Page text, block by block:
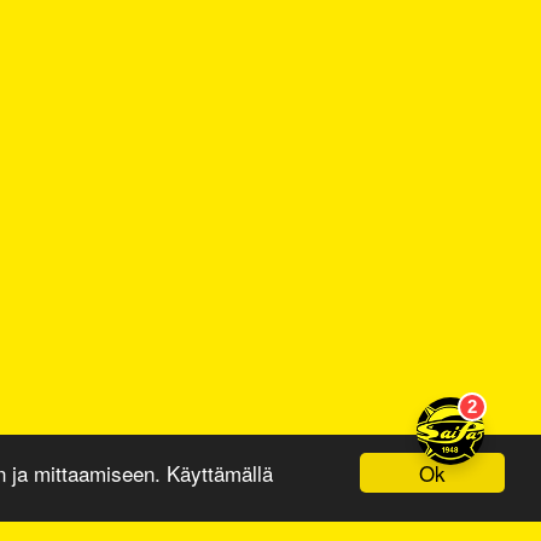
Ok
ja mittaamiseen. Käyttämällä